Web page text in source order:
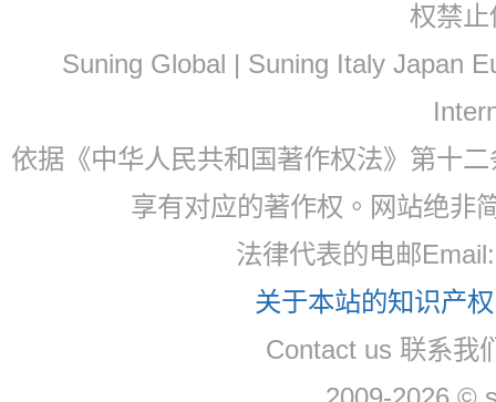
权禁
Suning Global | Suning Italy Japan
依据《中华人民共和国著作权法》第十
享有对应的著作权。网站绝非
法律代表的电邮
关于本站的知识产
Contact us 联系我